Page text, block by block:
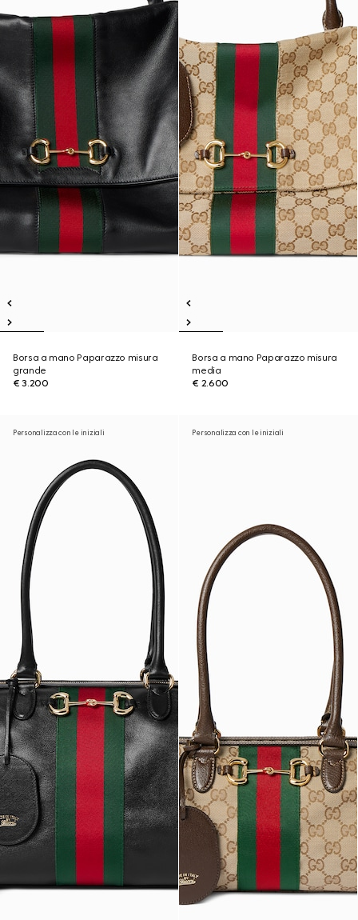
Borsa a mano Paparazzo misura
grande
€ 3.200
Borsa a mano Paparazzo misura
media
€ 2.600
Personalizza con le iniziali Personalizza con le iniziali